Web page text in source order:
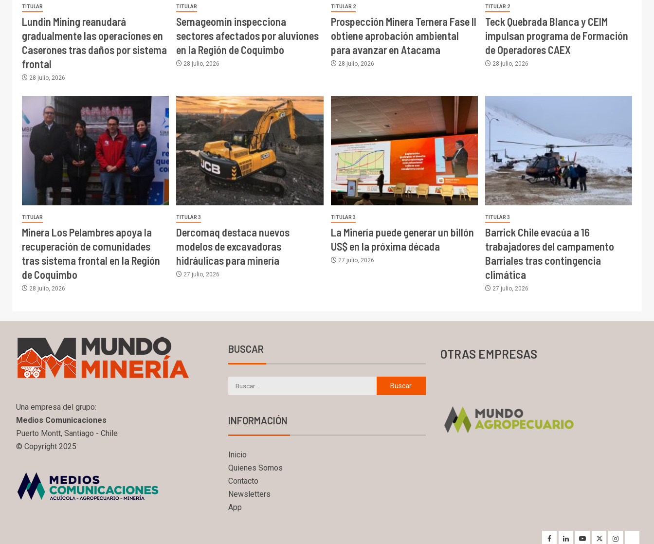
TITULAR
Lundin Mining reanudará
gradualmente las operaciones en
Caserones tras daños por sistema
frontal
28 julio, 2026
TITULAR
Sernageomin inspecciona
sectores afectados por aluviones
en la Región de Coquimbo
28 julio, 2026
TITULAR 2
Prospección Minera Ternera Fase II
obtiene aprobación ambiental
para avanzar en Atacama
28 julio, 2026
TITULAR 2
Teck Quebrada Blanca y CEIM
impulsan programa de Formación
de Operadores CAEX
28 julio, 2026
TITULAR
Minera Los Pelambres apoya la
recuperación de comunidades
tras sistema frontal en la Región
de Coquimbo
28 julio, 2026
TITULAR 3
Dercomaq destaca nuevos
modelos de excavadoras
hidráulicas para minería
27 julio, 2026
TITULAR 3
La Minería puede generar un billón
US$ en la próxima década
27 julio, 2026
TITULAR 3
Barrick Chile evacúa a 16
trabajadores del campamento
Barriales tras contingencia
climática
27 julio, 2026
Una empresa del grupo:
Medios Comunicaciones
Puerto Montt, Santiago - Chile
© Copyright 2025
BUSCAR
INFORMACIÓN
Inicio
Quienes Somos
Contacto
Newsletters
App
OTRAS EMPRESAS